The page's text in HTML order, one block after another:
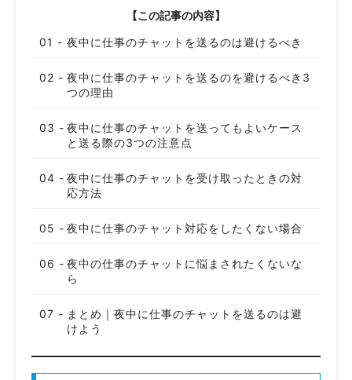
【この記事の内容】
夜中に仕事のチャットを送るのは避けるべき
夜中に仕事のチャットを送るのを避けるべき3
つの理由
夜中に仕事のチャットを送ってもよいケース
と送る際の3つの注意点
夜中に仕事のチャットを受け取ったときの対
応方法
夜中に仕事のチャット対応をしたくない場合
夜中の仕事のチャットに悩まされたくないな
ら
まとめ｜夜中に仕事のチャットを送るのは避
けよう